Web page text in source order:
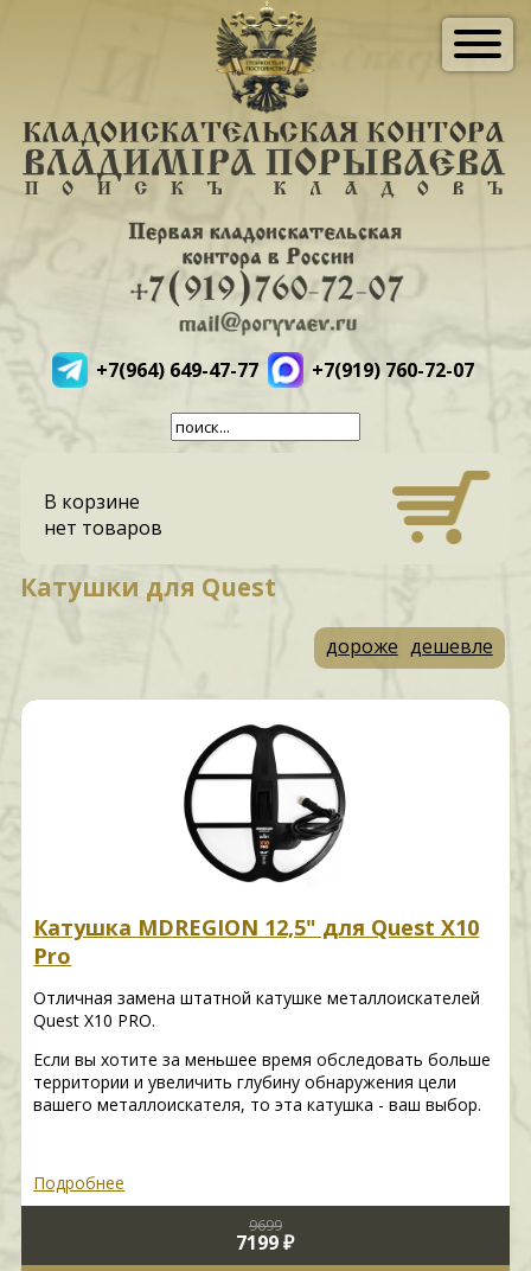
+7(964) 649-47-77 +7(919) 760-72-07
В корзине
нет товаров
Катушки для Quest
дороже дешевле
Катушка MDREGION 12,5" для Quest X10
Pro
Отличная замена штатной катушке металлоискателей
Quest X10 PRO.
Если вы хотите за меньшее время обследовать больше
территории и увеличить глубину обнаружения цели
вашего металлоискателя, то эта катушка - ваш выбор.
Подробнее
9699
7199 ₽